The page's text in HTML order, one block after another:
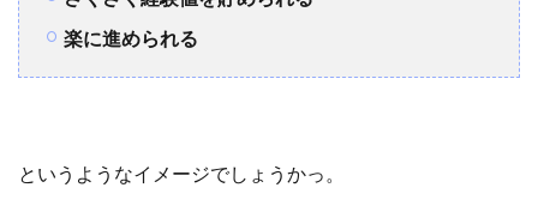
楽に進められる
というようなイメージでしょうかっ。